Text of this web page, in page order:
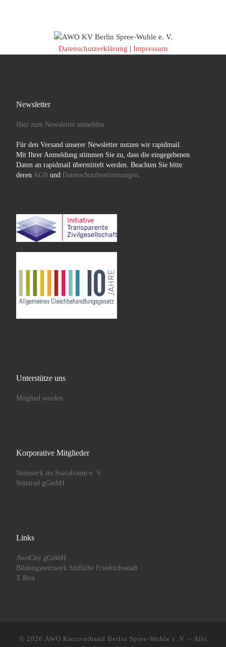
Datenschutzerklärung | Impressum
Newsletter
Hier zum Newsletter anmelden
Für den Versand unserer Newsletter nutzen wir rapidmail.
Mit Ihrer Anmeldung stimmen Sie zu, dass die eingegebenen
Daten an rapidmail übermittelt werden. Beachten Sie bitte
deren AGBund Datenschutzbestimmungen
Unterstütze uns
Mitglied werden
Korporative Mitglieder
Netzwerk im Sozialraum e. V.
Stützrad gGmbH
Links
AwoCity gGmbH
Bildungsnetzwerk Südliche Friedrichsstadt
T Rest
© 2026 AWO Kreisverband Berlin Spree-Wuhle e. V. – Alle